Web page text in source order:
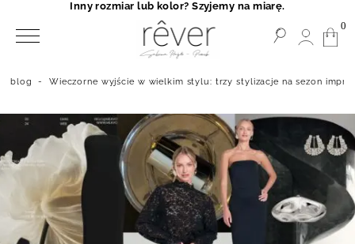
blog - Wieczorne wyjście w wielkim stylu: trzy stylizacje na sezon
0
Inny rozmiar lub kolor? Szyjemy na miarę.